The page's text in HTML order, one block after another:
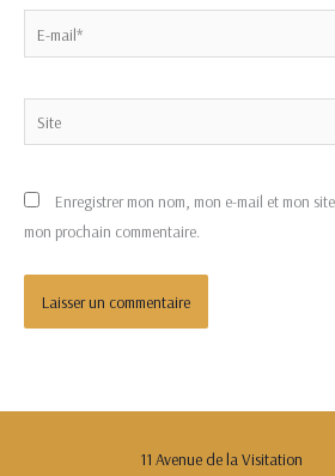
mail*
Enregistrer mon nom, mon e-mail et mon
mon prochain commentaire.
11 Avenue de la Visitation